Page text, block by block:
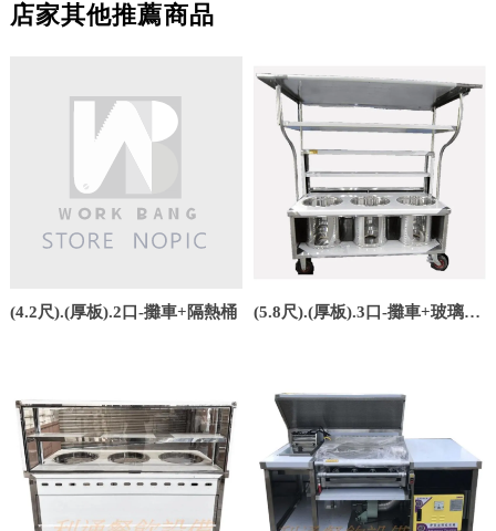
店家其他推薦商品
(4.2尺).(厚板).2口-攤車+隔熱桶
(5.8尺).(厚板).3口-攤車+玻璃吧